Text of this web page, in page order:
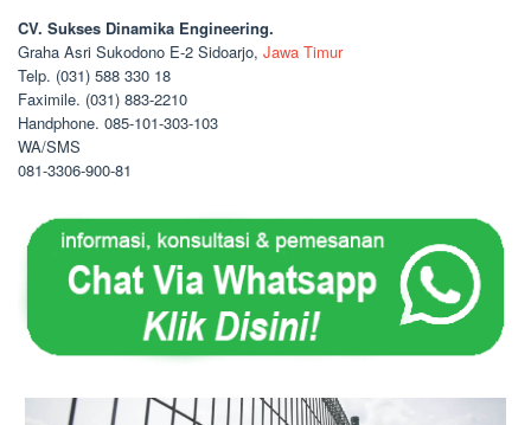
CV. Sukses Dinamika Engineering.
Graha Asri Sukodono E-2 Sidoarjo, Jawa Timur
Telp. (031) 588 330 18
Faximile. (031) 883-2210
Handphone. 085-101-303-103
WA/SMS
081-3306-900-81